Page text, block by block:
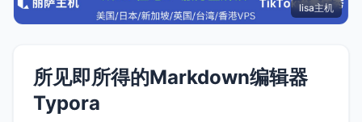
lisa主机
所见即所得的Markdown编辑器
Typora